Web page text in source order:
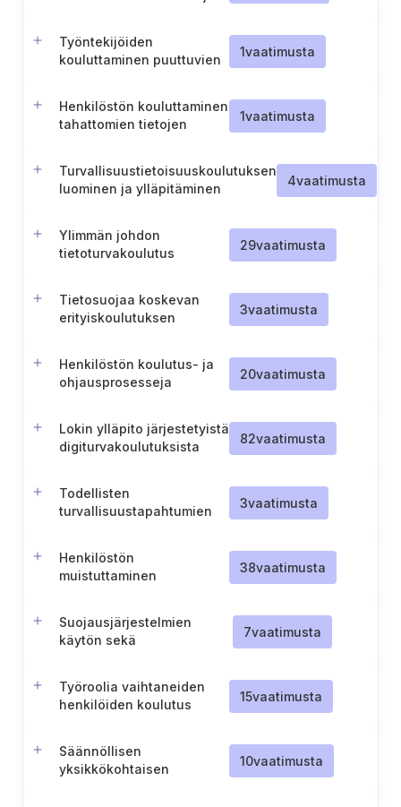
Työntekijöiden
kouluttaminen puuttuvien
ilmoittamiseen.
1vaatimusta
Henkilöstön kouluttaminen
tahattomien tietojen
1vaatimusta
Turvallisuustietoisuuskoulutuksen
luominen ja ylläpitäminen
4vaatimusta
Ylimmän johdon
tietoturvakoulutus
29vaatimusta
Tietosuojaa koskevan
erityiskoulutuksen
3vaatimusta
Henkilöstön koulutus- ja
ohjausprosesseja
varmistaminen
20vaatimusta
Lokin ylläpito järjestetyistä
digiturvakoulutuksista
82vaatimusta
Todellisten
turvallisuustapahtumien
3vaatimusta
Henkilöstön
muistuttaminen
38vaatimusta
Suojausjärjestelmien
käytön sekä
7vaatimusta
Työroolia vaihtaneiden
henkilöiden koulutus
15vaatimusta
Säännöllisen
yksikkökohtaisen
10vaatimusta